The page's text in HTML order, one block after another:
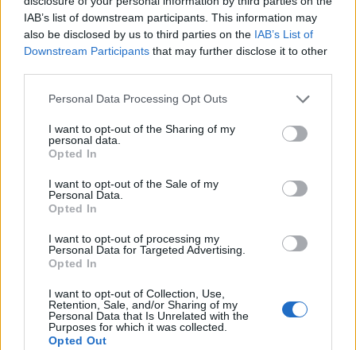
IAB’s list of downstream participants. This information may
also be disclosed by us to third parties on the IAB’s List of
Downstream Participants that may further disclose it to other
Please note that this website/app uses one or more Google
not limited to your visit or usage behaviour. You may click to
grant or deny consent to Google and its third-party tags to
use your data for below specified purposes in below Google
consent section.
Personal Data Processing Opt Outs
I want to opt-out of the Sharing of my
personal data.
Opted In
I want to opt-out of the Sale of my
Personal Data.
Opted In
I want to opt-out of processing my
Personal Data for Targeted Advertising.
Opted In
I want to opt-out of Collection, Use,
Retention, Sale, and/or Sharing of my
Personal Data that Is Unrelated with the
Purposes for which it was collected.
Opted Out